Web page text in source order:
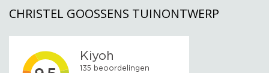
CHRISTEL GOOSSENS TUINONTWERP